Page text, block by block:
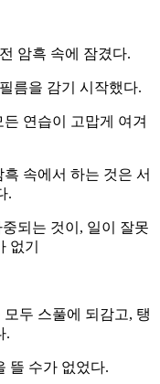
암흑 속에 잠겼다.
름을 감기 시작했다.
연습이 고맙게 여겨
속에서 하는 것은 서
.
되는 것이, 일이 잘못
없기
두 스풀에 되감고, 탱
.
뜰 수가 없었다.